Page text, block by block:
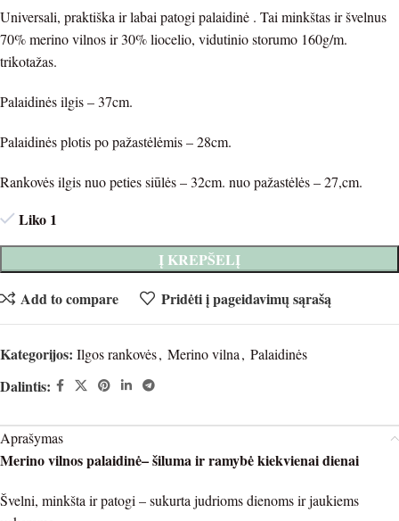
Universali, praktiška ir labai patogi palaidinė . Tai minkštas ir švelnus
70% merino vilnos ir 30% liocelio, vidutinio storumo 160g/m.
trikotažas.
Palaidinės ilgis – 37cm.
Palaidinės plotis po pažastėlėmis – 28cm.
Rankovės ilgis nuo peties siūlės – 32cm. nuo pažastėlės – 27,cm.
Liko 1
Į KREPŠELĮ
Add to compare
Pridėti į pageidavimų sąrašą
Kategorijos: Ilgos rankovės, Merino vilna, Palaidinės
Dalintis:
Aprašymas
Merino vilnos palaidinė– šiluma ir ramybė kiekvienai dienai
Švelni, minkšta ir patogi – sukurta judrioms dienoms ir jaukiems